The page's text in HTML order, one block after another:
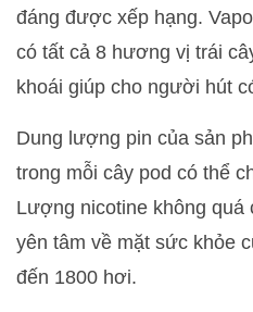
đáng được xếp hạng.
có tất cả 8 hương vị trái
khoái giúp cho người hút
Dung lượng pin của sản
trong mỗi cây pod có thể
Lượng nicotine không
yên tâm về mặt sức khỏe
đến 1800 hơi.